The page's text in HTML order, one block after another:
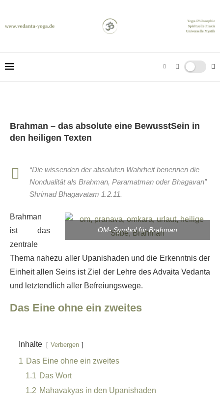
Brahman – das absolute eine BewusstSein in
den heiligen Texten
“Die wissenden der absoluten Wahrheit benennen die
Nondualität als Brahman, Paramatman oder Bhagavan”
Shrimad Bhagavatam 1.2.11.
OM- Symbol für Brahman
Brahman
ist das
zentrale
Thema nahezu aller Upanishaden und die Erkenntnis der
Einheit allen Seins ist Ziel der Lehre des Advaita Vedanta
und letztendlich aller Befreiungswege.
Das Eine ohne ein zweites
Inhalte Verbergen
1 Das Eine ohne ein zweites
1.1 Das Wort
1.2 Mahavakyas in den Upanishaden